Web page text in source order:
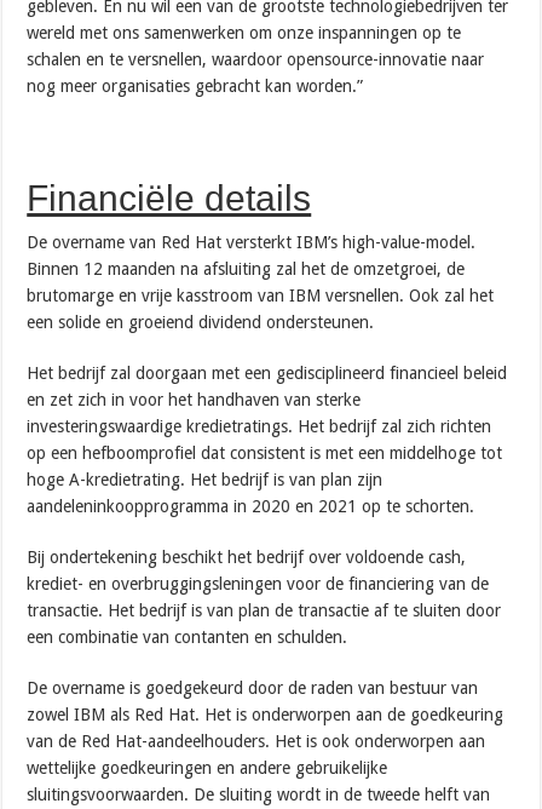
gebleven. En nu wil een van de grootste technologiebedrijven ter
wereld met ons samenwerken om onze inspanningen op te
schalen en te versnellen, waardoor opensource-innovatie naar
nog meer organisaties gebracht kan worden.”
Financiële details
De overname van Red Hat versterkt IBM’s high-value-model.
Binnen 12 maanden na afsluiting zal het de omzetgroei, de
brutomarge en vrije kasstroom van IBM versnellen. Ook zal het
een solide en groeiend dividend ondersteunen.
Het bedrijf zal doorgaan met een gedisciplineerd financieel beleid
en zet zich in voor het handhaven van sterke
investeringswaardige kredietratings. Het bedrijf zal zich richten
op een hefboomprofiel dat consistent is met een middelhoge tot
hoge A-kredietrating. Het bedrijf is van plan zijn
aandeleninkoopprogramma in 2020 en 2021 op te schorten.
Bij ondertekening beschikt het bedrijf over voldoende cash,
krediet- en overbruggingsleningen voor de financiering van de
transactie. Het bedrijf is van plan de transactie af te sluiten door
een combinatie van contanten en schulden.
De overname is goedgekeurd door de raden van bestuur van
zowel IBM als Red Hat. Het is onderworpen aan de goedkeuring
van de Red Hat-aandeelhouders. Het is ook onderworpen aan
wettelijke goedkeuringen en andere gebruikelijke
sluitingsvoorwaarden. De sluiting wordt in de tweede helft van